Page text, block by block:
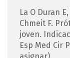
La O Duran E,
Chmeit F.
joven.
Esp Med Cir